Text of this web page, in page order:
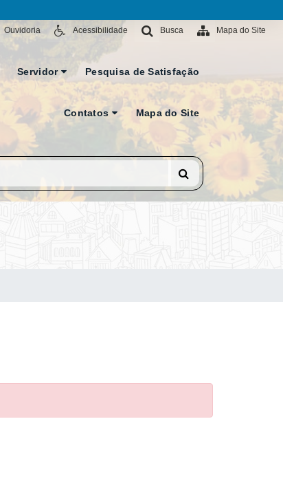
Mapa do Site
Busca
Acessibilidade
Ouvidoria
Servidor Pesquisa de Satisfação
Contatos Mapa do Site